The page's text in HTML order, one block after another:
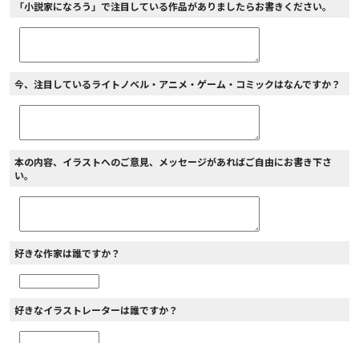
「小説家になろう」で注目している作品がありましたらお書きください。
今、注目しているライトノベル・アニメ・ゲーム・コミックはなんですか？
本の内容、イラストへのご意見、メッセージがあればご自由にお書き下さ
い。
好きな作家は誰ですか？
好きなイラストレーターは誰ですか？